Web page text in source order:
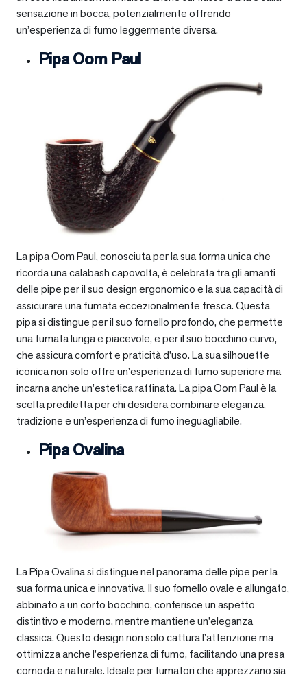
sensazione in bocca, potenzialmente offrendo
un’esperienza di fumo leggermente diversa.
Pipa Oom Paul
La pipa Oom Paul, conosciuta per la sua forma unica che
ricorda una calabash capovolta, è celebrata tra gli amanti
delle pipe per il suo design ergonomico e la sua capacità di
assicurare una fumata eccezionalmente fresca. Questa
pipa si distingue per il suo fornello profondo, che permette
una fumata lunga e piacevole, e per il suo bocchino curvo,
che assicura comfort e praticità d’uso. La sua silhouette
iconica non solo offre un’esperienza di fumo superiore ma
incarna anche un’estetica raffinata. La pipa Oom Paul è la
scelta prediletta per chi desidera combinare eleganza,
tradizione e un’esperienza di fumo ineguagliabile.
Pipa Ovalina
La Pipa Ovalina si distingue nel panorama delle pipe per la
sua forma unica e innovativa. Il suo fornello ovale e allungato,
abbinato a un corto bocchino, conferisce un aspetto
distintivo e moderno, mentre mantiene un’eleganza
classica. Questo design non solo cattura l’attenzione ma
ottimizza anche l’esperienza di fumo, facilitando una presa
comoda e naturale. Ideale per fumatori che apprezzano sia